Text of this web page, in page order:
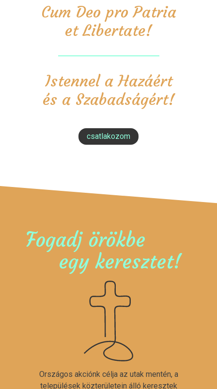
Cum Deo pro Patria
et Libertate!
Istennel a Hazáért
és a Szabadságért!
csatlakozom
Fogadj örökbe
egy keresztet!
Országos akciónk célja az utak mentén, a
települések közterületein álló keresztek